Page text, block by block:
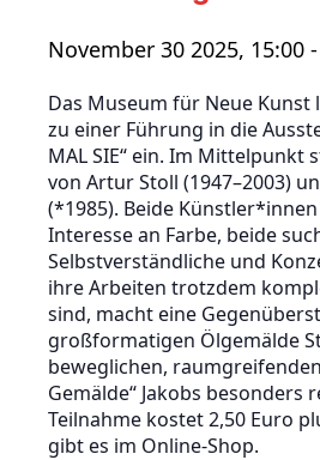
November 30 2025, 15:00 -
Das Museum für Neue
zu einer Führung in die
MAL SIE“ ein. Im Mittelpunkt
von Artur Stoll (1947–2003)
(*1985). Beide
Interesse an Farbe, beide
Selbstverständliche und
ihre Arbeiten trotzdem
sind, macht eine
großformatigen Ölgemälde
beweglichen,
Gemälde“ Jakobs besonders
Teilnahme kostet 2,50 Euro
gibt es im Online-Shop.